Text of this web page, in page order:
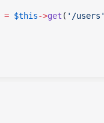
= $this->get ( '/users'